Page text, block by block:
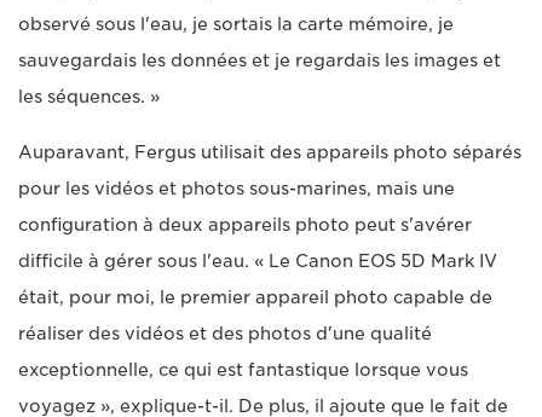
observé sous l'eau, je sortais la carte mémoire, je
sauvegardais les données et je regardais les images et
les séquences. »
Auparavant, Fergus utilisait des appareils photo séparés
pour les vidéos et photos sous-marines, mais une
configuration à deux appareils photo peut s'avérer
difficile à gérer sous l'eau. « Le Canon EOS 5D Mark IV
était, pour moi, le premier appareil photo capable de
réaliser des vidéos et des photos d'une qualité
exceptionnelle, ce qui est fantastique lorsque vous
voyagez », explique-t-il. De plus, il ajoute que le fait de